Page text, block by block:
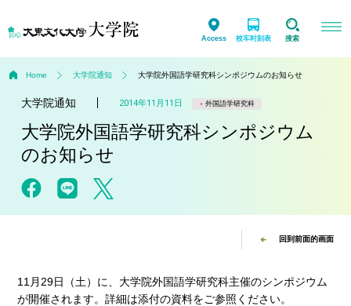
Access 校车时刻表 搜索
Home 大学院通知 大学院外国語学研究科シンポジウムのお知らせ
大学院通知 2014年11月11日 外国語学研究科
大学院外国語学研究科シンポジウム
のお知らせ
回到前面的画面
11月29日（土）に、大学院外国語学研究科主催のシンポジウム
が開催されます。詳細は添付の資料をご参照ください。